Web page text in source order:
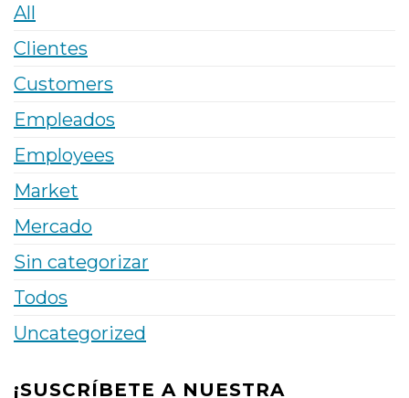
All
Clientes
Customers
Empleados
Employees
Market
Mercado
Sin categorizar
Todos
Uncategorized
¡SUSCRÍBETE A NUESTRA